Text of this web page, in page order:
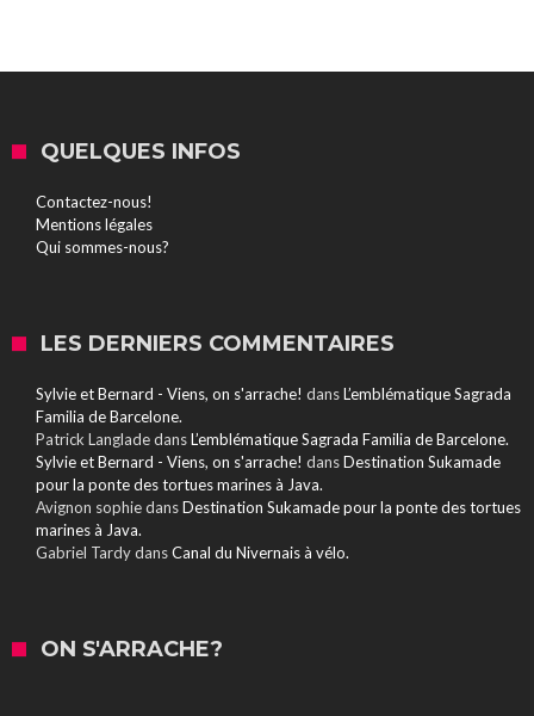
QUELQUES INFOS
Contactez-nous!
Mentions légales
Qui sommes-nous?
LES DERNIERS COMMENTAIRES
Sylvie et Bernard - Viens, on s'arrache! dansL’emblématique Sagrada
Familia de Barcelone.
Patrick LangladedansL’emblématique Sagrada Familia de Barcelone.
Sylvie et Bernard - Viens, on s'arrache! dansDestination Sukamade
pour la ponte des tortues marines à Java.
Avignon sophiedansDestination Sukamade pour la ponte des tortues
marines à Java.
Gabriel TardydansCanal du Nivernais à vélo.
ON S'ARRACHE?